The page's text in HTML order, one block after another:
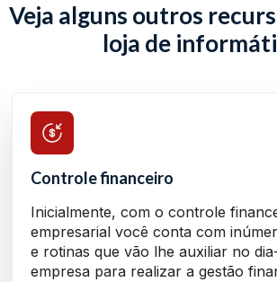
Veja alguns outros
loja de
Controle financeiro
Inicialmente, com o controle
empresarial você conta com
e rotinas que vão lhe auxiliar no
empresa para realizar a gestão